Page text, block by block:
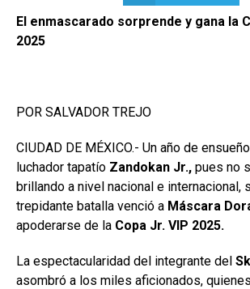
El enmascarado sorprende y gana la
2025
POR SALVADOR TREJO
CIUDAD DE MÉXICO.- Un año de
luchador tapatío Zandokan Jr., pues no
brillando a nivel nacional e internacional,
trepidante batalla venció a Máscara
apoderarse de la Copa Jr. VIP 2025.
La espectacularidad del integrante del
asombró a los miles aficionados,